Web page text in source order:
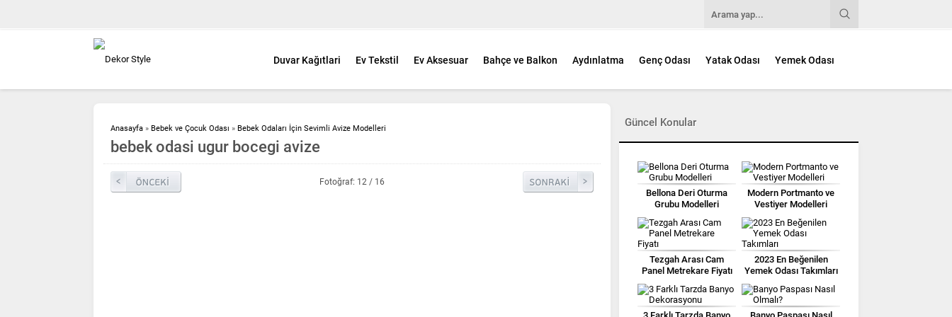
Duvar Kağıtlari Ev Tekstil Ev Aksesuar Bahçe ve Balkon Aydınlatma Genç Odası Yatak Odası Yemek Odası
Anasayfa » Bebek ve Çocuk Odası » Bebek Odaları İçin Sevimli Avize Modelleri
bebek odasi ugur bocegi avize
Fotoğraf: 12 / 16
Güncel Konular
Bellona Deri Oturma
Grubu Modelleri
Modern Portmanto ve
Vestiyer Modelleri
Tezgah Arası Cam
Panel Metrekare Fiyatı
2023 En Beğenilen
Yemek Odası Takımları